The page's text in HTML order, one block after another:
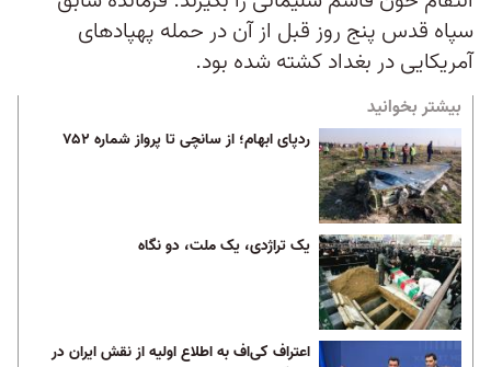
سپاه قدس پنج روز قبل از آن در حمله پهپادهای
آمریکایی در بغداد کشته شده بود.
بیشتر بخوانید
ردپای ابهام؛ از سانچی تا پرواز شماره ۷۵۲
یک تراژدی، یک ملت، دو نگاه
اعتراف کی‌اف به اطلاع اولیه از نقش ایران در